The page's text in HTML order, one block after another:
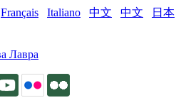
Français Italiano 中文 中文
日本